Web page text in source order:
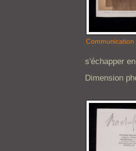
Communication
s'échapper
Dimension